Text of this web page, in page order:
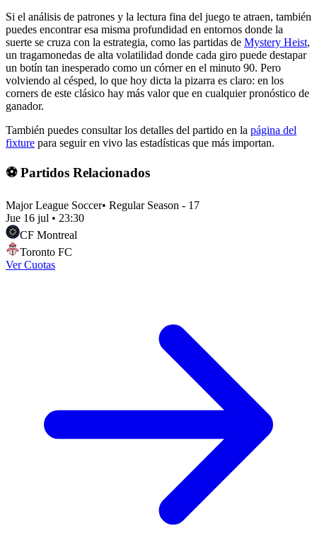
Si el análisis de patrones y la lectura fina del juego te atraen, también
puedes encontrar esa misma profundidad en entornos donde la
suerte se cruza con la estrategia, como las partidas de Mystery Heist,
un tragamonedas de alta volatilidad donde cada giro puede destapar
un botín tan inesperado como un córner en el minuto 90. Pero
volviendo al césped, lo que hoy dicta la pizarra es claro: en los
corners de este clásico hay más valor que en cualquier pronóstico de
ganador.
También puedes consultar los detalles del partido en la página del
fixture para seguir en vivo las estadísticas que más importan.
⚽ Partidos Relacionados
Major League Soccer• Regular Season - 17
Jue 16 jul • 23:30
CF Montreal
Toronto FC
Ver Cuotas